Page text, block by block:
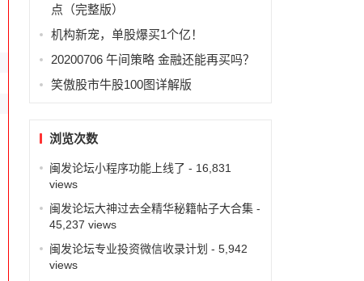
点（完整版）
机构新宠，单股爆买1个亿！
20200706 午间策略 金融还能再买吗？
笑傲股市牛股100图详解版
浏览次数
闽发论坛小程序功能上线了 - 16,831
views
闽发论坛大神过去全精华秘籍帖子大合集-
45,237 views
闽发论坛专业投资微信收录计划 - 5,942
views